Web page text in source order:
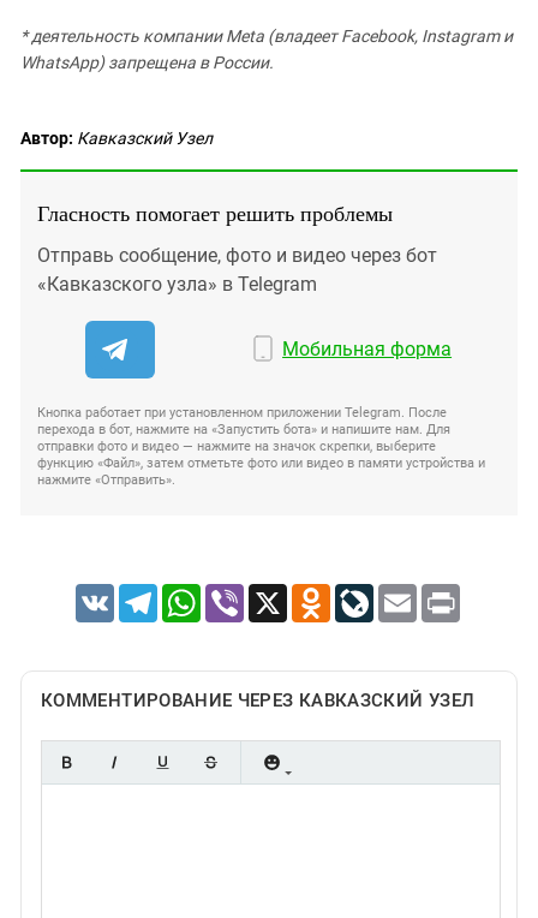
* деятельность компании Meta (владеет Facebook, Instagram и
WhatsApp) запрещена в России.
Автор: Кавказский Узел
Гласность помогает решить проблемы
Отправь сообщение, фото и видео через бот
«Кавказского узла» в Telegram
Мобильная форма
Кнопка работает при установленном приложении Telegram. После
перехода в бот, нажмите на «Запустить бота» и напишите нам. Для
отправки фото и видео — нажмите на значок скрепки, выберите
функцию «Файл», затем отметьте фото или видео в памяти устройства и
нажмите «Отправить».
VK TelegramWhatsApp
Viber X Odnoklassniki
LiveJournal
Email Print
КОММЕНТИРОВАНИЕ ЧЕРЕЗ КАВКАЗСКИЙ УЗЕЛ